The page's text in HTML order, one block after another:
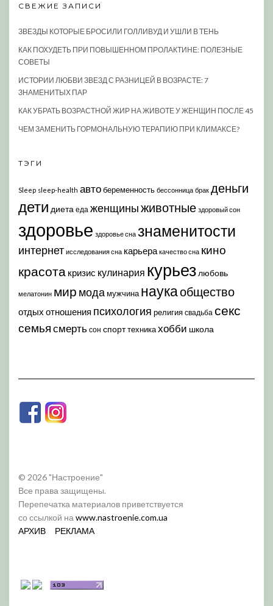
СВЕЖИЕ ЗАПИСИ
ЗВЕЗДЫ КОТОРЫЕ БРОСИЛИ ГОЛЛИВУД И УШЛИ В ТЕНЬ
КАК ПОХУДЕТЬ ПРИ ПОВЫШЕННОМ ПРОЛАКТИНЕ: ПОЛЕЗНЫЕ
СОВЕТЫ
ИСТОРИИ ЛЮБВИ ЗВЕЗД С РАЗНИЦЕЙ В ВОЗРАСТЕ: 7
ЗНАМЕНИТЫХ ПАР
КАК УБРАТЬ ВОЗРАСТНОЙ ЖИР НА ЖИВОТЕ У ЖЕНЩИН ПОСЛЕ 45
ЧЕМ ЗАМЕНИТЬ ГОРМОНАЛЬНУЮ ТЕРАПИЮ ПРИ КЛИМАКСЕ?
ТЭГИ
Sleep sleep-health автобеременность бессонница брак деньги
дети диета еда женщиныживотные здоровый сон
здоровье здоровье сна знаменитости
интернет исследования сна карьера качество сна кино
красота кризис кулинария курьез любовь
мелатонин мир модамужчина наукаобщество
отдых отношения психология религия свадьба секс
семья смерть сон спорттехникахобби школа
© 2026 "Настроение"
Все права защищены.
Перепечатка материалов приветствуется
со ссылкой на www.nastroenie.com.ua
АРХИВ
РЕКЛАМА